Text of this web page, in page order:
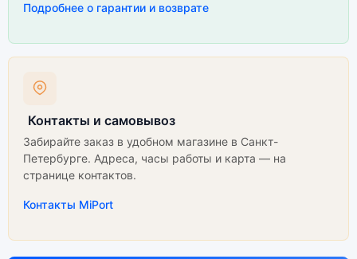
Подробнее о гарантии и возврате
Контакты и самовывоз
Забирайте заказ в удобном магазине в Санкт-
Петербурге. Адреса, часы работы и карта — на
странице контактов.
Контакты MiPort